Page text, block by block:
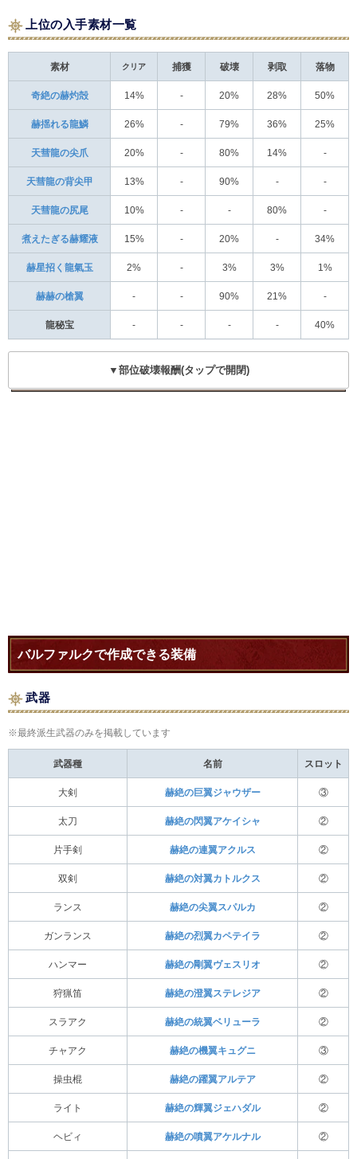
上位の入手素材一覧
素材 クリア 捕獲 破壊 剥取 落物
奇絶の赫灼殻 14% - 20% 28% 50%
赫揺れる龍鱗 26% - 79% 36% 25%
天彗龍の尖爪 20% - 80% 14% -
天彗龍の背尖甲 13% - 90% - -
天彗龍の尻尾 10% - - 80% -
煮えたぎる赫耀液 15% - 20% - 34%
赫星招く龍氣玉 2% - 3% 3% 1%
赫赫の槍翼 - - 90% 21% -
龍秘宝 - - - - 40%
▼部位破壊報酬(タップで開閉)
バルファルクで作成できる装備
武器
※最終派生武器のみを掲載しています
武器種 名前 スロット
大剣 赫絶の巨翼ジャウザー ③
太刀 赫絶の閃翼アケイシャ ②
片手剣 赫絶の連翼アクルス ②
双剣 赫絶の対翼カトルクス ②
ランス 赫絶の尖翼スパルカ ②
ガンランス 赫絶の烈翼カペテイラ ②
ハンマー 赫絶の剛翼ヴェスリオ ②
狩猟笛 赫絶の澄翼ステレジア ②
スラアク 赫絶の統翼ベリューラ ②
チャアク 赫絶の機翼キュグニ ③
操虫棍 赫絶の躍翼アルテア ②
ライト 赫絶の輝翼ジェハダル ②
ヘビィ 赫絶の噴翼アケルナル ②